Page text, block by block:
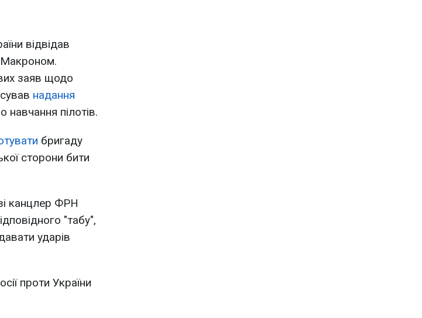
відвідав
Макроном.
заяв щодо
надання
навчання пілотів.
бригаду
сторони бити
канцлер ФРН
"табу",
ударів
проти України